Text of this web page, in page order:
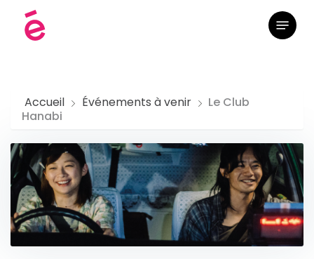
Menu
Accueil Événements à venir
Le Club
Hanabi